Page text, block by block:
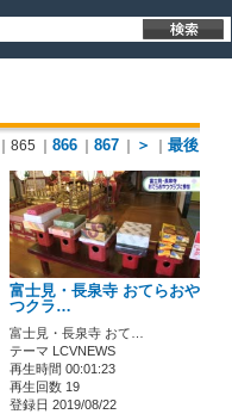
｜865 866 867 ＞ 最後
富士見・長泉寺 おてらおや
つクラ…
富士見・長泉寺 おて…
テーマ LCVNEWS
再生時間 00:01:23
再生回数 19
登録日 2019/08/22